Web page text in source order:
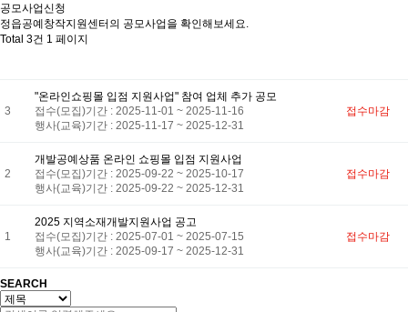
공모사업신청
정읍공예창작지원센터의 공모사업을 확인해보세요.
Total 3건 1 페이지
3
"온라인쇼핑몰 입점 지원사업" 참여 업체 추가 공모
접수(모집)기간 : 2025-11-01 ~ 2025-11-16
행사(교육)기간 : 2025-11-17 ~ 2025-12-31
접수마감
2
개발공예상품 온라인 쇼핑몰 입점 지원사업
접수(모집)기간 : 2025-09-22 ~ 2025-10-17
행사(교육)기간 : 2025-09-22 ~ 2025-12-31
접수마감
1
2025 지역소재개발지원사업 공고
접수(모집)기간 : 2025-07-01 ~ 2025-07-15
행사(교육)기간 : 2025-09-17 ~ 2025-12-31
접수마감
SEARCH